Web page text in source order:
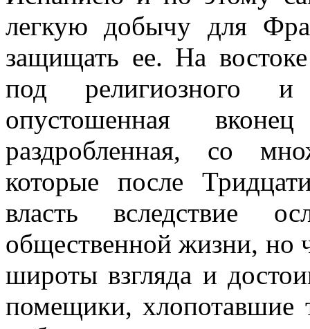
легкую добычу для
защищать ее. На
под религиозного и
опустошенная
раздробленная, со
которые после
власть вследствие
общественной жизни, но
широты взгляда и
помещики, хлопотавшие